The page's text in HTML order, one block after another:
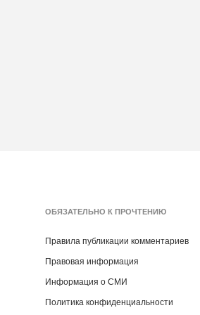
ОБЯЗАТЕЛЬНО К ПРОЧТЕНИЮ
Правила публикации комментариев
Правовая информация
Информация о СМИ
Политика конфиденциальности